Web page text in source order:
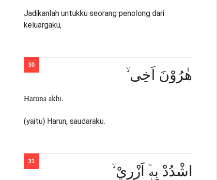
Jadikanlah untukku seorang penolong dari
keluargaku,
هٰرُوْنَ اَخِى ۙ
Hārūna akhī.
(yaitu) Harun, saudaraku.
اشْدُدْ بِهٖٓ اَزْرِيْ ۙ